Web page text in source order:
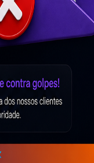
Google.
E
E